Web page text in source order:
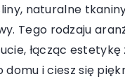
naturalne
Tego rodzaju
łącząc
i ciesz się
podkreśl styl
napoju!
13
Jak